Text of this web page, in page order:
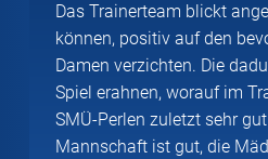
Das Trainerteam blickt
können, positiv auf den
Damen verzichten. Die
Spiel erahnen, worauf im
SMÜ-Perlen zuletzt sehr
Mannschaft ist gut, die